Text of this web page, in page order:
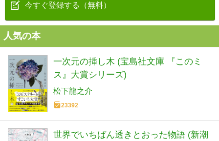
今すぐ登録する（無料）
人気の本
一次元の挿し木 (宝島社文庫 『このミ
ス』大賞シリーズ)
松下龍之介
23392
世界でいちばん透きとおった物語 (新潮